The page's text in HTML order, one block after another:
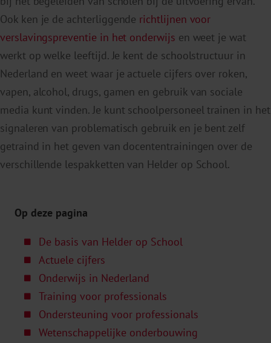
Ook ken je de achterliggende richtlijnen voor
verslavingspreventie in het onderwijs en weet je wat
werkt op welke leeftijd. Je kent de schoolstructuur in
Nederland en weet waar je actuele cijfers over roken,
vapen, alcohol, drugs, gamen en gebruik van sociale
media kunt vinden. Je kunt schoolpersoneel trainen in het
signaleren van problematisch gebruik en je bent zelf
getraind in het geven van docententrainingen over de
verschillende lespakketten van Helder op School.
Op deze pagina
De basis van Helder op School
Actuele cijfers
Onderwijs in Nederland
Training voor professionals
Ondersteuning voor professionals
Wetenschappelijke onderbouwing